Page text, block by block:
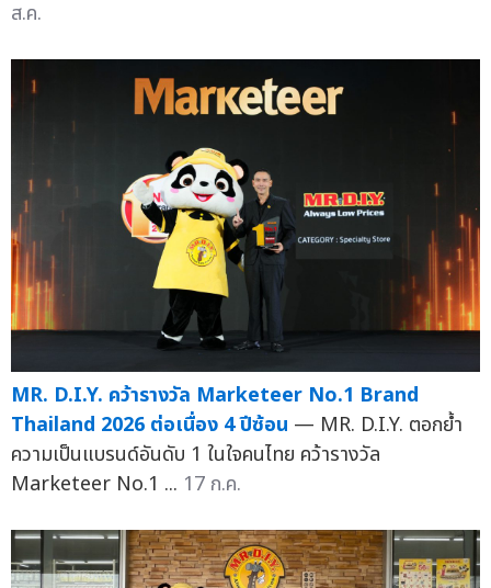
ส.ค.
MR. D.I.Y. คว้ารางวัล Marketeer No.1 Brand
Thailand 2026 ต่อเนื่อง 4 ปีซ้อน — MR. D.I.Y. ตอกย้ำ
ความเป็นแบรนด์อันดับ 1 ในใจคนไทย คว้ารางวัล
Marketeer No.1 ... 17 ก.ค.